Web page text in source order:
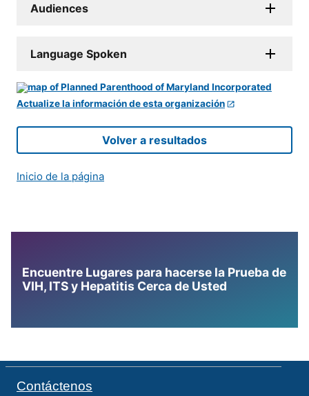
Audiences
Language Spoken
Actualize la información de esta organización
Volver a resultados
Inicio de la página
Encuentre Lugares para hacerse la Prueba de
VIH, ITS y Hepatitis Cerca de Usted
Contáctenos